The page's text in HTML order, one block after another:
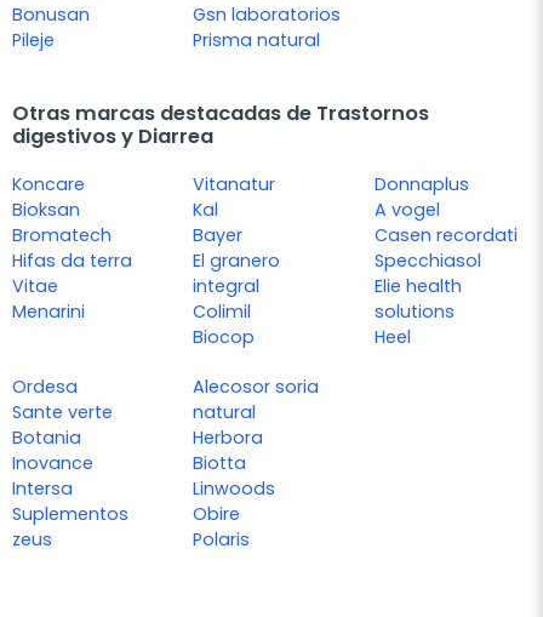
Bonusan
Pileje
Gsn laboratorios
Prisma natural
Otras marcas destacadas de Trastornos
digestivos y Diarrea
Koncare
Bioksan
Bromatech
Hifas da terra
Vitae
Menarini
Vitanatur
Kal
Bayer
El granero
integral
Colimil
Biocop
Donnaplus
A vogel
Casen recordati
Specchiasol
Elie health
solutions
Heel
Ordesa
Sante verte
Botania
Inovance
Intersa
Suplementos
zeus
Alecosor soria
natural
Herbora
Biotta
Linwoods
Obire
Polaris